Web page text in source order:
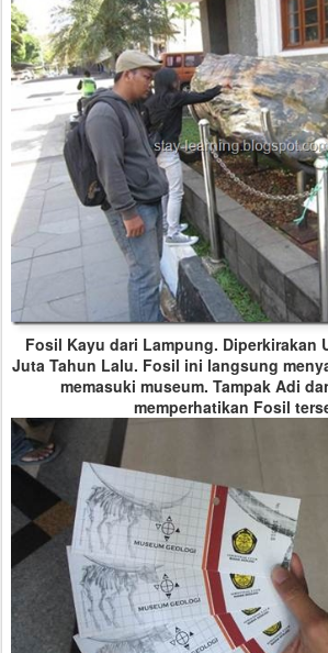
Fosil Kayu dari Lampung. Diperkirakan
Juta Tahun Lalu. Fosil ini langsung
memasuki museum. Tampak Adi
memperhatikan Fosil